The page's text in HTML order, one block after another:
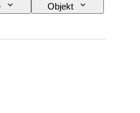
Objekt